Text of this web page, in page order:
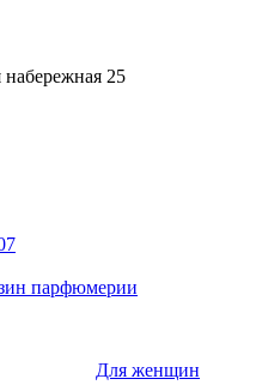
набережная 25
Для женщин